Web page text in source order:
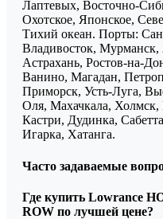
Лаптевых, Восточно-
Охотское, Японское,
Тихий океан. Порты:
Владивосток, Мурманск,
Астрахань, Ростов-на-
Ванино, Магадан,
Приморск, Усть-Луга,
Оля, Махачкала,
Кастри, Дудинка,
Игарка, Хатанга.
Часто задаваемые
Где купить Lowrance
ROW по лучшей цене?